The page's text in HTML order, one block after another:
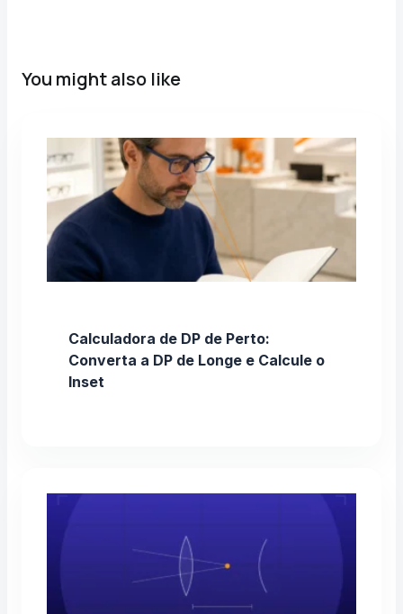
You might also like
Calculadora de DP de Perto:
Converta a DP de Longe e Calcule o
Inset